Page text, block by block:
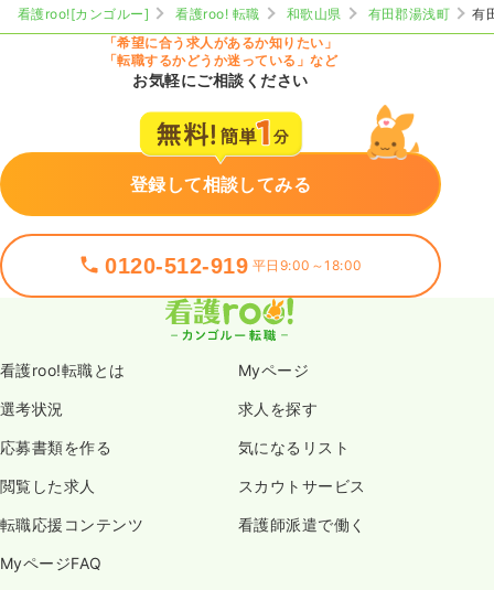
看護roo![カンゴルー] 看護roo! 転職 和歌山県 有田郡湯浅町
有
「希望に合う求人があるか知りたい」
「転職するかどうか迷っている」など
お気軽にご相談ください
登録して相談してみる
0120-512-919 平日9:00～18:00
看護roo!転職とは Myページ
選考状況 求人を探す
応募書類を作る 気になるリスト
閲覧した求人 スカウトサービス
転職応援コンテンツ 看護師派遣で働く
MyページFAQ